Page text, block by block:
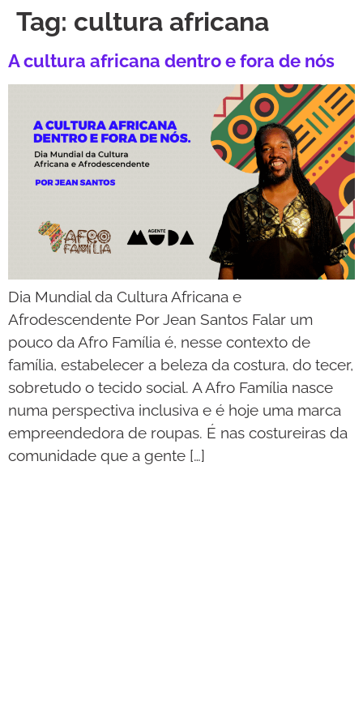
Tag: cultura africana
A cultura africana dentro e fora de nós
Dia Mundial da Cultura Africana e
Afrodescendente Por Jean Santos Falar um
pouco da Afro Família é, nesse contexto de
família, estabelecer a beleza da costura, do tecer,
sobretudo o tecido social. A Afro Família nasce
numa perspectiva inclusiva e é hoje uma marca
empreendedora de roupas. É nas costureiras da
comunidade que a gente […]